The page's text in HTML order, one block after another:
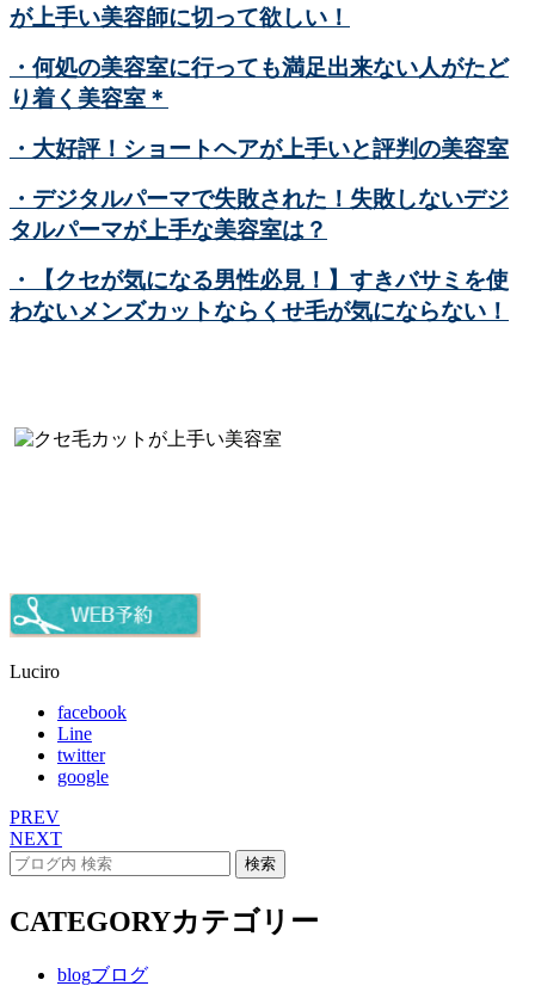
が上手い美容師に切って欲しい！
・何処の美容室に行っても満足出来ない人がたど
り着く美容室＊
・大好評！ショートヘアが上手いと評判の美容室
・デジタルパーマで失敗された！失敗しないデジ
タルパーマが上手な美容室は？
・【クセが気になる男性必見！】すきバサミを使
わないメンズカットならくせ毛が気にならない！
Luciro
facebook
Line
twitter
google
PREV
NEXT
CATEGORYカテゴリー
blogブログ